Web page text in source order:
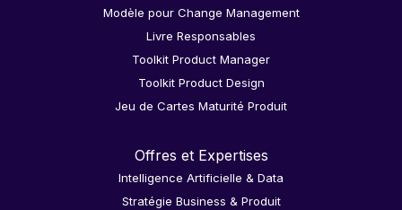
Modèle pour Change Management
Livre Responsables
Toolkit Product Manager
Toolkit Product Design
Jeu de Cartes Maturité Produit
Offres et Expertises
Intelligence Artificielle & Data
Stratégie Business & Produit